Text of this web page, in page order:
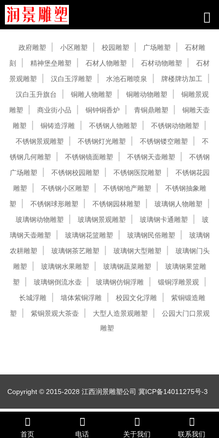
政府雕塑 小区雕塑 校园雕塑 广场雕塑
石材雕
刻
精神堡垒雕塑 石材人物雕塑 石材动物雕塑
石材
景观雕塑
汉白玉浮雕塑 水池石雕喷泉
牌楼牌坊加工
汉白玉升旗台
铜雕人物雕塑 铜雕动物雕塑
铜雕景观
雕塑
商业街小品 铜钟铜香炉 青铜鼎雕塑
铜雕天壶
雕塑
铜铸造浮雕 不锈钢人物雕塑
不锈钢动物雕塑
不锈钢景观雕塑
不锈钢灯光雕塑 不锈钢镂空雕塑
不
锈钢几何雕塑
不锈钢镜面雕塑 不锈钢天壶雕塑
不锈钢
广场雕塑
不锈钢校园雕塑 不锈钢医院雕塑
不锈钢花园
雕塑
不锈钢小区雕塑 不锈钢地产雕塑
不锈钢抽象雕
塑
不锈钢球形雕塑 不锈钢园林雕塑
玻璃钢人物雕塑
玻璃钢动物雕塑
玻璃钢景观雕塑 玻璃钢卡通雕塑
玻
璃钢天壶雕塑
玻璃钢花篮雕塑 玻璃钢民俗雕塑
玻璃钢
农耕雕塑
玻璃钢茶艺雕塑 玻璃钢大型雕塑
玻璃钢门头
雕塑
玻璃钢水果雕塑 玻璃钢蔬菜雕塑
玻璃钢果篮雕
塑
玻璃钢倒流水壶 玻璃钢仿铜浮雕
锻铜浮雕景观
长城浮雕
墙体紫铜浮雕 校园文化浮雕
紫铜锻造雕
塑
紫铜景观大茶壶 大型人造景观雕塑
公园大门口景观
雕塑
Copyright © 2015-2028 江西润景雕塑公司 冀ICP备14011275号-3
首页 电话 关于我们 联系我们